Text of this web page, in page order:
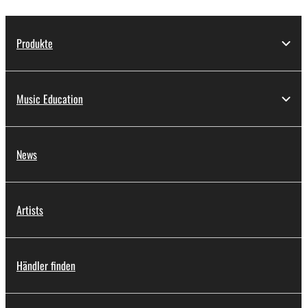
Produkte
Music Education
News
Artists
Händler finden